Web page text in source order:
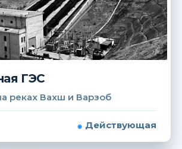
ГЭС
реках Вахш и Варзоб
Действующая